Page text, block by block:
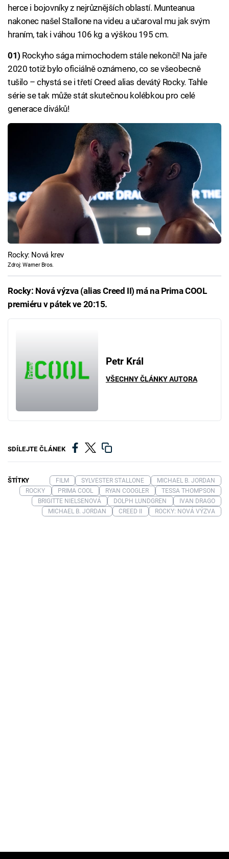
herce i bojovníky z nejrůznějších oblastí. Munteanua
nakonec našel Stallone na videu a učaroval mu jak svým
hraním, tak i váhou 106 kg a výškou 195 cm.
01) Rockyho sága mimochodem stále nekončí! Na jaře
2020 totiž bylo oficiálně oznámeno, co se všeobecně
tušilo – chystá se i třetí Creed alias devátý Rocky. Tahle
série se tak může stát skutečnou kolébkou pro celé
generace diváků!
Rocky: Nová krev
Zdroj: Warner Bros.
Rocky: Nová výzva (alias Creed II) má na Prima COOL
premiéru v pátek ve 20:15.
Petr Král
VŠECHNY ČLÁNKY AUTORA
SDÍLEJTE ČLÁNEK
ŠTÍTKY FILM SYLVESTER STALLONE
MICHAEL B. JORDAN
ROCKY
PRIMA COOL RYAN COOGLER
TESSA THOMPSON
BRIGITTE NIELSENOVÁ
DOLPH LUNDGREN
IVAN DRAGO
MICHAEL B. JORDAN
CREED II ROCKY: NOVÁ VÝZVA